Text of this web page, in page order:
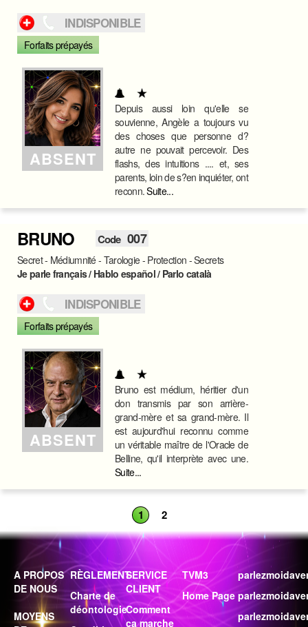
INDISPONIBLE
Forfaits prépayés
ABSENT
Depuis aussi loin qu'elle se
souvienne, Angèle a toujours vu
des choses que personne d?
autre ne pouvait percevoir. Des
flashs, des intuitions .... et, ses
parents, loin de s?en inquiéter, ont
reconn.Suite...
BRUNO Code 007
Secret - Médiumnité - Tarologie - Protection - Secrets
Je parle français / Hablo español / Parlo català
INDISPONIBLE
Forfaits prépayés
ABSENT
Bruno est médium, héritier d'un
don transmis par son arrière-
grand-mère et sa grand-mère. Il
est aujourd'hui reconnu comme
un véritable maître de l'Oracle de
Belline, qu'il interprète avec une.
Suite...
1 2
A PROPOS
DE NOUS
MOYENS
RÈGLEMENT
Charte de
déontologie
SERVICE
CLIENT
Comment
ça marche
TVM3
Home Page